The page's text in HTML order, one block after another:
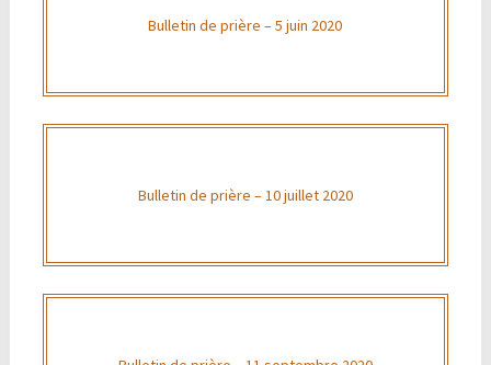
Bulletin de prière – 5 juin 2020
Bulletin de prière – 10 juillet 2020